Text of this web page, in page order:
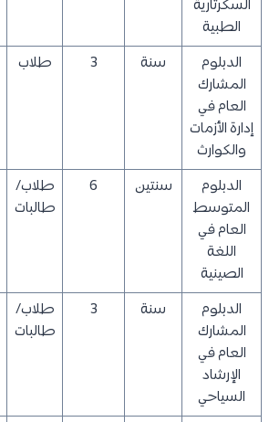
السكرتارية
الطبية
الدبلوم
المشارك
العام في
إدارة الأزمات
والكوارث
سنة 3 طلاب
الدبلوم
المتوسط
العام في
اللغة
الصينية
سنتين 6
طلاب/
طالبات
الدبلوم
المشارك
العام في
الإرشاد
السياحي
سنة 3
طلاب/
طالبات